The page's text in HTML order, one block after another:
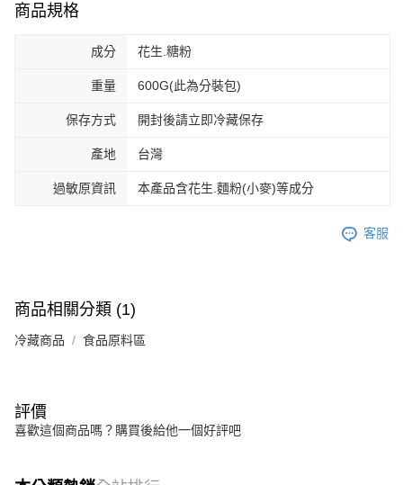
商品規格
成分 花生.糖粉
重量 600G(此為分裝包)
保存方式 開封後請立即冷藏保存
產地 台灣
過敏原資訊 本產品含花生.麵粉(小麥)等成分
客服
商品相關分類 (1)
冷藏商品 食品原料區
評價
喜歡這個商品嗎？購買後給他一個好評吧